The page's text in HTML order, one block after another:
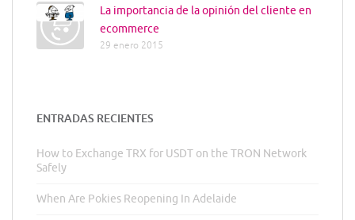
La importancia de la opinión del cliente en
ecommerce
29 enero 2015
ENTRADAS RECIENTES
How to Exchange TRX for USDT on the TRON Network
Safely
When Are Pokies Reopening In Adelaide